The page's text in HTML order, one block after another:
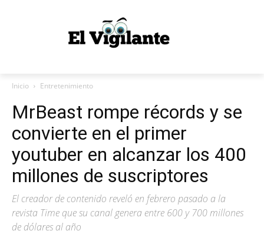
Inicio Entretenimiento
MrBeast rompe récords y se
convierte en el primer
youtuber en alcanzar los 400
millones de suscriptores
El creador de contenido reveló en febrero pasado a la
revista Time que su canal genera entre 600 y 700 millones
de dólares al año